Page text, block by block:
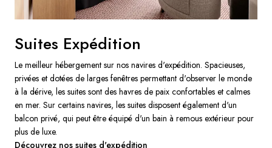
Suites Expédition
Le meilleur hébergement sur nos navires d'expédition. Spacieuses,
privées et dotées de larges fenêtres permettant d'observer le monde
à la dérive, les suites sont des havres de paix confortables et calmes
en mer. Sur certains navires, les suites disposent également d'un
balcon privé, qui peut être équipé d'un bain à remous extérieur pour
plus de luxe.
Découvrez nos suites d'expédition